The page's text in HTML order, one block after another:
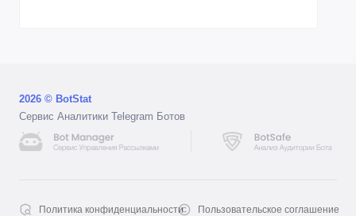
2026 © BotStat
Сервис Аналитики Telegram Ботов
Политика конфиденциальности Пользовательское соглашение